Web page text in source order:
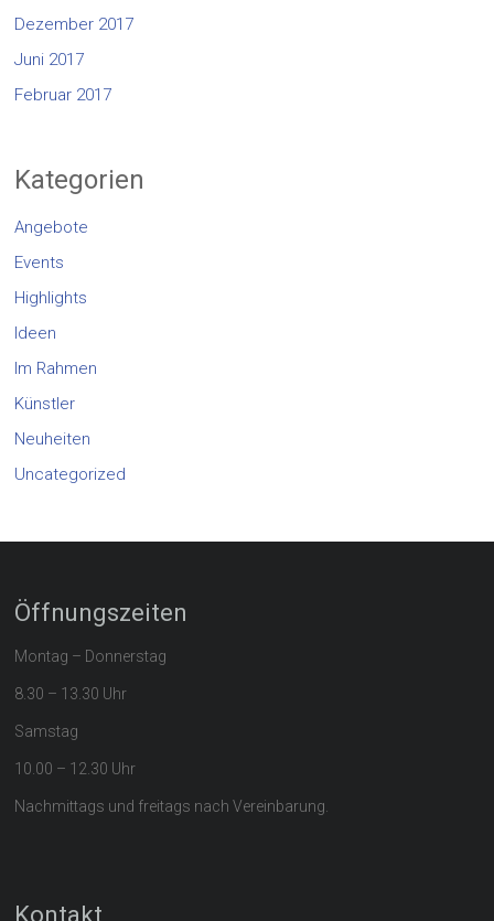
Dezember 2017
Juni 2017
Februar 2017
Kategorien
Angebote
Events
Highlights
Ideen
Im Rahmen
Künstler
Neuheiten
Uncategorized
Öffnungszeiten
Montag – Donnerstag
8.30 – 13.30 Uhr
Samstag
10.00 – 12.30 Uhr
Nachmittags und freitags nach Vereinbarung.
Kontakt